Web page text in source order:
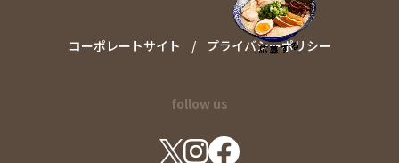
コーポレートサイト プライバシーポリシー
follow us